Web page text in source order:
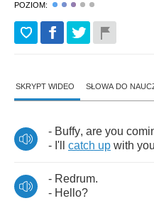
POZIOM:
SKRYPT WIDEO SŁOWA DO
- Buffy, are you
- I'll catch up with you
- Redrum.
- Hello?